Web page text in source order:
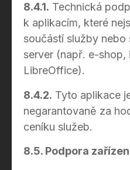
8.4.1. Technická
k aplikacím, které
součástí služby nebo
server (např. e-shop,
LibreOffice).
8.4.2. Tyto aplikace
negarantovaně za
ceníku služeb.
8.5. Podpora